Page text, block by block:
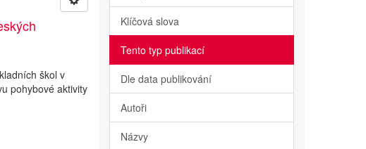
škol v
pohybové aktivity
Klíčová slova
Tento typ publikací
Dle data publikování
Autoři
Názvy